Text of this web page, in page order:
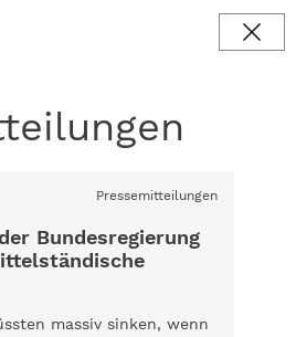
Pressemitteilungen
Bundesregierung
massiv sinken, wenn